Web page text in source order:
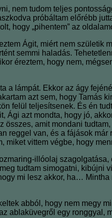
nem tudom teljes
próbáltam előrébb
hogy „pihentem” az
Ágit, miért nem születik
semmi haladás.
éreztem, hogy nem,
a lámpát. Ekkor az ágy
azt sem, hogy Tamás
felül teljesítsenek. És én
Ági azt mondta, hogy jó,
összes, amit mondani
reggel van, és a fájások
miket vittem végbe, hogy
illóolaj
tudtam simogatni, kibújni
mi lesz akkor, ha…
abból, hogy nem megy
ablaküvegről egy